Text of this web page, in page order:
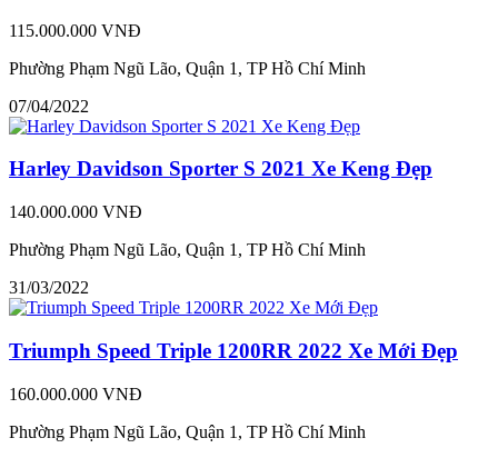
115.000.000 VNĐ
Phường Phạm Ngũ Lão, Quận 1, TP Hồ Chí Minh
07/04/2022
Harley Davidson Sporter S 2021 Xe Keng Đẹp
140.000.000 VNĐ
Phường Phạm Ngũ Lão, Quận 1, TP Hồ Chí Minh
31/03/2022
Triumph Speed Triple 1200RR 2022 Xe Mới Đẹp
160.000.000 VNĐ
Phường Phạm Ngũ Lão, Quận 1, TP Hồ Chí Minh